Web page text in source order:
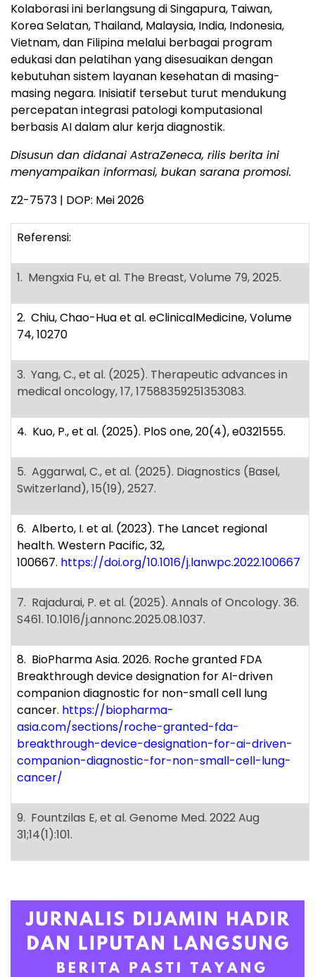
Kolaborasi ini berlangsung di Singapura, Taiwan,
Korea Selatan, Thailand, Malaysia, India, Indonesia,
Vietnam, dan Filipina melalui berbagai program
edukasi dan pelatihan yang disesuaikan dengan
kebutuhan sistem layanan kesehatan di masing-
masing negara. Inisiatif tersebut turut mendukung
percepatan integrasi patologi komputasional
berbasis AI dalam alur kerja diagnostik.
Disusun dan didanai AstraZeneca, rilis berita ini
menyampaikan informasi, bukan sarana promosi.
Z2-7573 | DOP: Mei 2026
Referensi:
1. Mengxia Fu, et al. The Breast, Volume 79, 2025.
2. Chiu, Chao-Hua et al. eClinicalMedicine, Volume
74, 10270
3. Yang, C., et al. (2025). Therapeutic advances in
medical oncology, 17, 17588359251353083.
4. Kuo, P., et al. (2025). PloS one, 20(4), e0321555.
5. Aggarwal, C., et al. (2025). Diagnostics (Basel,
Switzerland), 15(19), 2527.
6. Alberto, I. et al. (2023). The Lancet regional
health. Western Pacific, 32,
100667. https://doi.org/10.1016/j.lanwpc.2022.100667
7. Rajadurai, P. et al. (2025). Annals of Oncology. 36.
S461. 10.1016/j.annonc.2025.08.1037.
8. BioPharma Asia. 2026. Roche granted FDA
Breakthrough device designation for AI-driven
companion diagnostic for non-small cell lung
cancer. https://biopharma-
asia.com/sections/roche-granted-fda-
breakthrough-device-designation-for-ai-driven-
companion-diagnostic-for-non-small-cell-lung-
cancer/
9. Fountzilas E, et al. Genome Med. 2022 Aug
31;14(1):101.